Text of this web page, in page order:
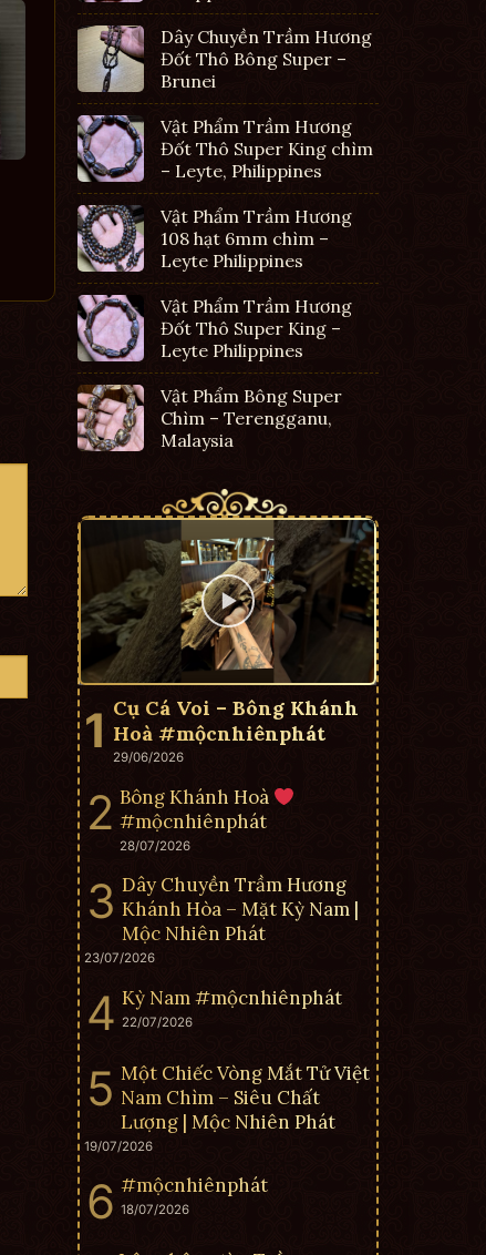
Dây Chuyền Trầm Hương
Đốt Thô Bông Super –
Brunei
Vật Phẩm Trầm Hương
Đốt Thô Super King chìm
– Leyte, Philippines
Vật Phẩm Trầm Hương
108 hạt 6mm chìm –
Leyte Philippines
Vật Phẩm Trầm Hương
Đốt Thô Super King –
Leyte Philippines
Vật Phẩm Bông Super
Chìm – Terengganu,
Malaysia
Cụ Cá Voi – Bông Khánh
Hoà #mộcnhiênphát
29/06/2026
Bông Khánh Hoà
#mộcnhiênphát
28/07/2026
Dây Chuyền Trầm Hương
Khánh Hòa – Mặt Kỳ Nam |
Mộc Nhiên Phát
23/07/2026
Kỳ Nam #mộcnhiênphát
22/07/2026
Một Chiếc Vòng Mắt Tử Việt
Nam Chìm – Siêu Chất
Lượng | Mộc Nhiên Phát
19/07/2026
#mộcnhiênphát
18/07/2026